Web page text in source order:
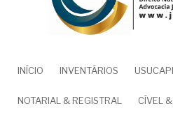
NAVEGAÇÃO
PRINCIPAL
INÍCIO INVENTÁRIOS
NOTARIAL & REGISTRAL CÍVEL